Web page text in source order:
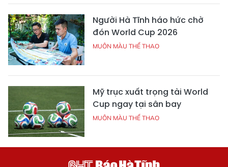
Người Hà Tĩnh háo hức chờ
đón World Cup 2026
MUÔN MÀU THỂ THAO
Mỹ trục xuất trọng tài World
Cup ngay tại sân bay
MUÔN MÀU THỂ THAO